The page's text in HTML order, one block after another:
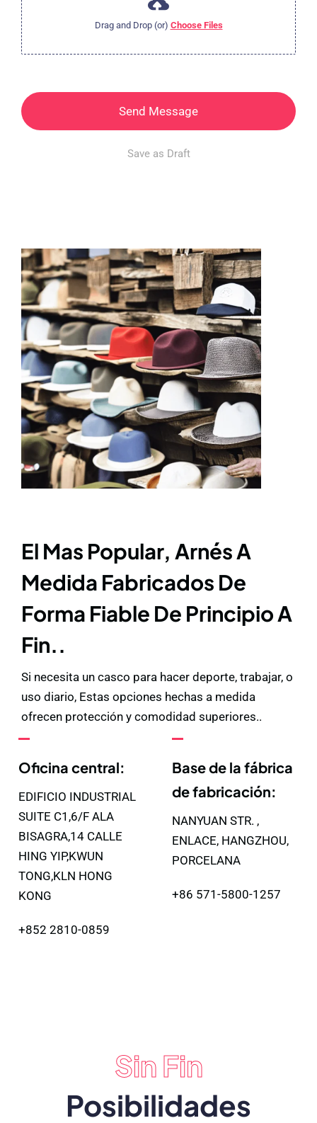
Drag and Drop (or) Choose Files
Send Message
Save as Draft
El Mas Popular, Arnés A
Medida Fabricados De
Forma Fiable De Principio A
Fin..
Si necesita un casco para hacer deporte, trabajar, o
uso diario, Estas opciones hechas a medida
ofrecen protección y comodidad superiores..
Oficina central:
EDIFICIO INDUSTRIAL
SUITE C1,6/F ALA
BISAGRA,14 CALLE
HING YIP,KWUN
TONG,KLN HONG
KONG
+852 2810-0859
Base de la fábrica
de fabricación:
NANYUAN STR. ,
ENLACE, HANGZHOU,
PORCELANA
+86 571-5800-1257
Sin Fin
Posibilidades